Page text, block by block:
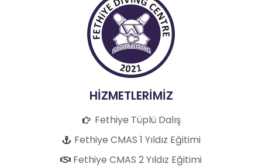
HİZMETLERİMİZ
Fethiye Tüplü Dalış
Fethiye CMAS 1 Yıldız Eğitimi
Fethiye CMAS 2 Yıldız Eğitimi